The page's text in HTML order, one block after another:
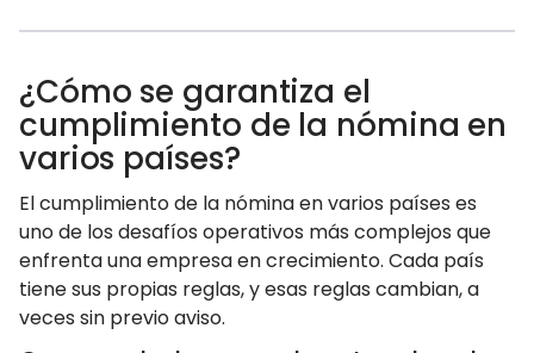
¿Cómo se garantiza el
cumplimiento de la nómina en
varios países?
El cumplimiento de la nómina en varios países es
uno de los desafíos operativos más complejos que
enfrenta una empresa en crecimiento. Cada país
tiene sus propias reglas, y esas reglas cambian, a
veces sin previo aviso.